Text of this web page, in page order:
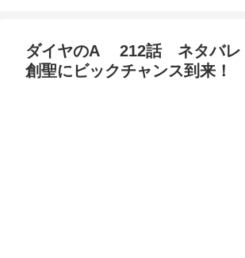
ダイヤのA 212話 ネタバレ
創聖にビックチャンス到来！